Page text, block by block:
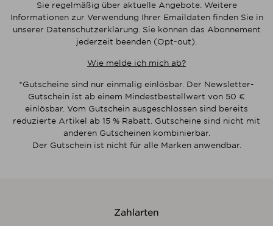
Sie regelmäßig über aktuelle Angebote. Weitere
Informationen zur Verwendung Ihrer Emaildaten finden Sie in
unserer Datenschutzerklärung. Sie können das Abonnement
jederzeit beenden (Opt-out).
Wie melde ich mich ab?
*Gutscheine sind nur einmalig einlösbar. Der Newsletter-
Gutschein ist ab einem Mindestbestellwert von 50 €
einlösbar. Vom Gutschein ausgeschlossen sind bereits
reduzierte Artikel ab 15 % Rabatt. Gutscheine sind nicht mit
anderen Gutscheinen kombinierbar.
Der Gutschein ist nicht für alle Marken anwendbar.
Zahlarten